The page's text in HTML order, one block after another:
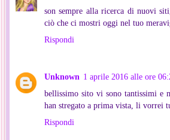
son sempre alla ricerca di nuovi
ciò che ci mostri oggi nel tuo
Rispondi
Unknown 1 aprile 2016 alle ore
bellissimo sito vi sono tantissimi e
han stregato a prima vista, li vorrei
Rispondi